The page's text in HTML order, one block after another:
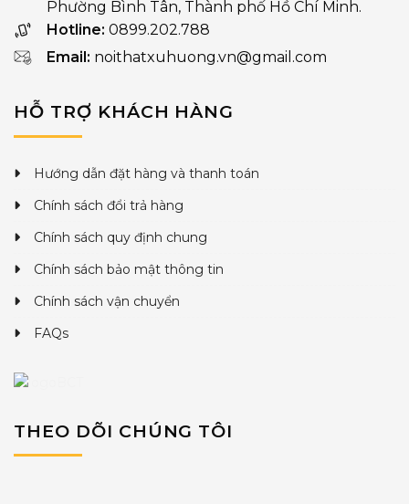
Phường Bình Tân, Thành phố Hồ Chí Minh.
Hotline: 0899.202.788
Email: noithatxuhuong.vn@gmail.com
HỖ TRỢ KHÁCH HÀNG
Hướng dẫn đặt hàng và thanh toán
Chính sách đổi trả hàng
Chính sách quy định chung
Chính sách bảo mật thông tin
Chính sách vận chuyển
FAQs
THEO DÕI CHÚNG TÔI